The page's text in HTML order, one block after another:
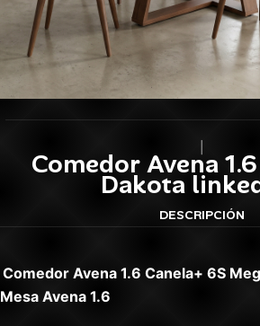
Comedor Avena
Dakota
DESCRIPCIÓN
Comedor Avena 1.6 Canela+ 6S
Mesa Avena 1.6